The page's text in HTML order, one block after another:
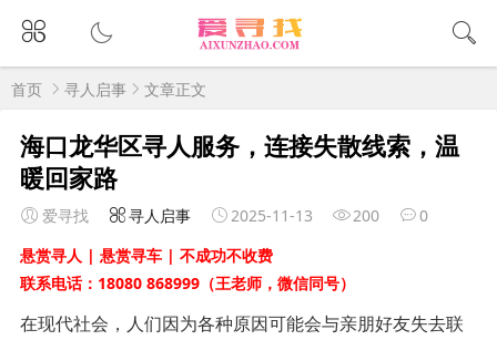
首页 寻人启事 文章正文
海口龙华区寻人服务，连接失散线索，温
暖回家路
爱寻找 寻人启事 2025-11-13 200
0
悬赏寻人 | 悬赏寻车 | 不成功不收费
联系电话：18080 868999（王老师，微信同号）
在现代社会，人们因为各种原因可能会与亲朋好友失去联